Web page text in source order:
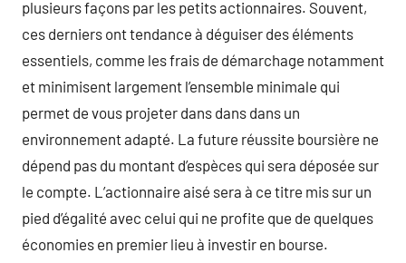
plusieurs façons par les petits actionnaires. Souvent,
ces derniers ont tendance à déguiser des éléments
essentiels, comme les frais de démarchage notamment
et minimisent largement l’ensemble minimale qui
permet de vous projeter dans dans dans un
environnement adapté. La future réussite boursière ne
dépend pas du montant d’espèces qui sera déposée sur
le compte. L’actionnaire aisé sera à ce titre mis sur un
pied d’égalité avec celui qui ne profite que de quelques
économies en premier lieu à investir en bourse.